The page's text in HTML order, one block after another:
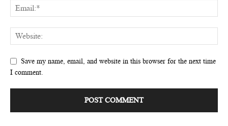
Save my name, email, and website in this browser for the next time
I comment.